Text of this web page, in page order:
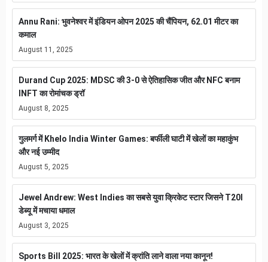
Annu Rani: भुवनेश्वर में इंडियन ओपन 2025 की चैंपियन, 62.01 मीटर का
कमाल
August 11, 2025
Durand Cup 2025: MDSC की 3-0 से ऐतिहासिक जीत और NFC बनाम
INFT का रोमांचक ड्रॉ
August 8, 2025
गुलमर्ग में Khelo India Winter Games: बर्फीली घाटी में खेलों का महाकुंभ
और नई उम्मीद
August 5, 2025
Jewel Andrew: West Indies का सबसे युवा क्रिकेट स्टार जिसने T20I
डेब्यू में मचाया धमाल
August 3, 2025
Sports Bill 2025: भारत के खेलों में क्रांति लाने वाला नया कानून!